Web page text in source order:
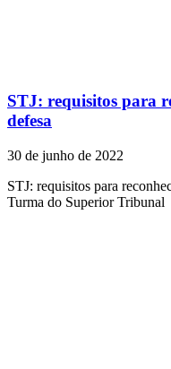
STJ: requisitos para
defesa
30 de junho de 2022
STJ: requisitos para
Turma do Superior Tribunal